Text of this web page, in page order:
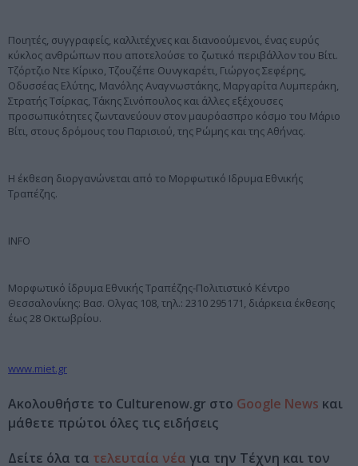
Ποιητές, συγγραφείς, καλλιτέχνες και διανοούμενοι, ένας ευρύς
κύκλος ανθρώπων που αποτελούσε το ζωτικό περιβάλλον του Βίτι.
Τζόρτζιο Ντε Κίρικο, Τζουζέπε Ουνγκαρέτι, Γιώργος Σεφέρης,
Οδυσσέας Ελύτης, Μανόλης Αναγνωστάκης, Μαργαρίτα Λυμπεράκη,
Στρατής Τσίρκας, Τάκης Σινόπουλος και άλλες εξέχουσες
προσωπικότητες ζωντανεύουν στον μαυρόασπρο κόσμο του Μάριο
Βίτι, στους δρόμους του Παρισιού, της Ρώμης και της Αθήνας.
Η έκθεση διοργανώνεται από το Μορφωτικό Ιδρυμα Εθνικής
Τραπέζης.
INFO
Μορφωτικό ίδρυμα Εθνικής Τραπέζης-Πολιτιστικό Κέντρο
Θεσσαλονίκης: Βασ. Ολγας 108, τηλ.: 2310 295171, διάρκεια έκθεσης
έως 28 Οκτωβρίου.
www.miet.gr
Ακολουθήστε το Culturenow.gr στο Google News και
μάθετε πρώτοι όλες τις ειδήσεις
Δείτε όλα τα τελευταία νέα για την Τέχνη και τον